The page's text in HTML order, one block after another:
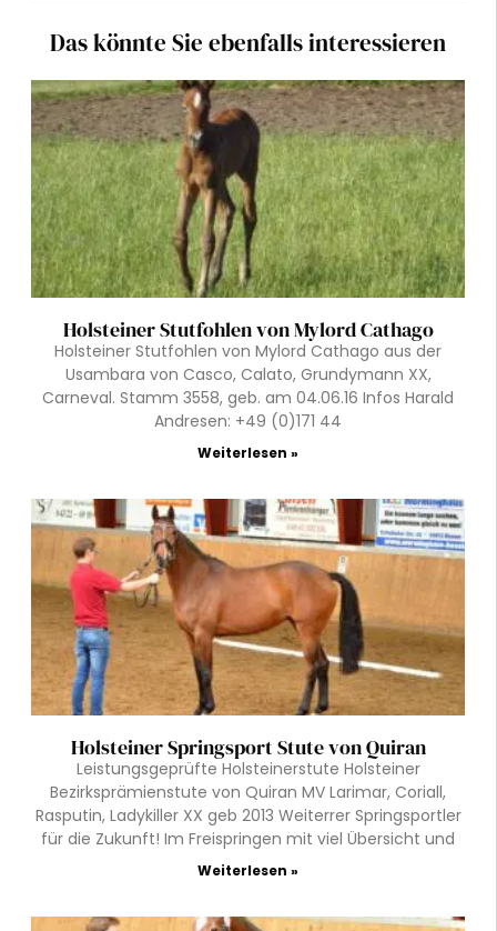
Das könnte Sie ebenfalls interessieren
Holsteiner Stutfohlen von Mylord Cathago
Holsteiner Stutfohlen von Mylord Cathago aus der
Usambara von Casco, Calato, Grundymann XX,
Carneval. Stamm 3558, geb. am 04.06.16 Infos Harald
Andresen: +49 (0)171 44
Weiterlesen »
Holsteiner Springsport Stute von Quiran
Leistungsgeprüfte Holsteinerstute Holsteiner
Bezirksprämienstute von Quiran MV Larimar, Coriall,
Rasputin, Ladykiller XX geb 2013 Weiterrer Springsportler
für die Zukunft! Im Freispringen mit viel Übersicht und
Weiterlesen »